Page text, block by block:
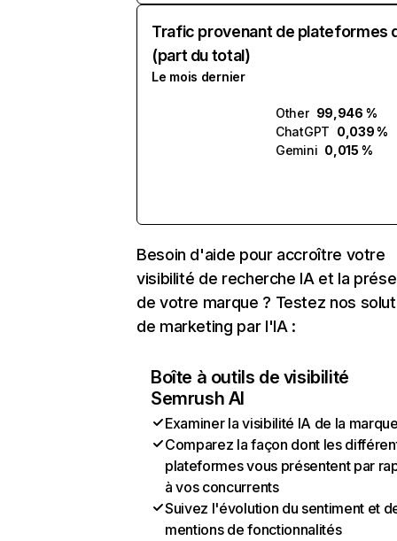
Trafic provenant de plateformes
(part du total)
Le mois dernier
Other 99,946 %
ChatGPT 0,039 %
Gemini 0,015 %
Besoin d'aide pour accroître votre
visibilité de recherche IA et la
de votre marque ? Testez nos
de marketing par l'IA :
Boîte à outils de visibilité
Semrush AI
Examiner la visibilité IA de la
Comparez la façon dont les
plateformes vous présentent par
à vos concurrents
Suivez l'évolution du sentiment et
mentions de fonctionnalités